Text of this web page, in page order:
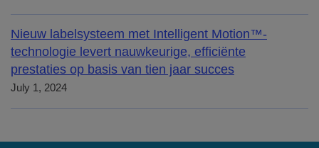
Nieuw labelsysteem met Intelligent Motion™-
technologie levert nauwkeurige, efficiënte
prestaties op basis van tien jaar succes
July 1, 2024